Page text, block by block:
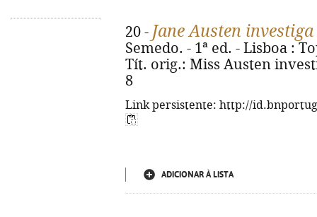
20 - Jane Austen investiga
Semedo. - 1ª ed. - Lisboa :
Tít. orig.: Miss Austen
8
Link persistente: http://
ADICIONAR À LISTA